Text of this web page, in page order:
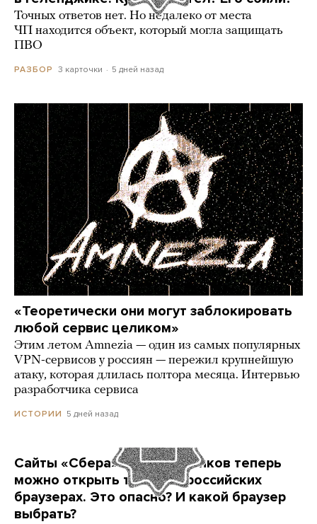
Точных ответов нет. Но недалеко от места
ЧП находится объект, который могла защищать
ПВО
РАЗБОР 3 карточки 5 дней назад
«Теоретически они могут заблокировать
любой сервис целиком»
Этим летом Amnezia — один из самых популярных
VPN-сервисов у россиян — пережил крупнейшую
атаку, которая длилась полтора месяца. Интервью
разработчика сервиса
ИСТОРИИ 5 дней назад
Сайты «Сбера» и других банков теперь
можно открыть только в российских
браузерах. Это опасно? И какой браузер
выбрать?